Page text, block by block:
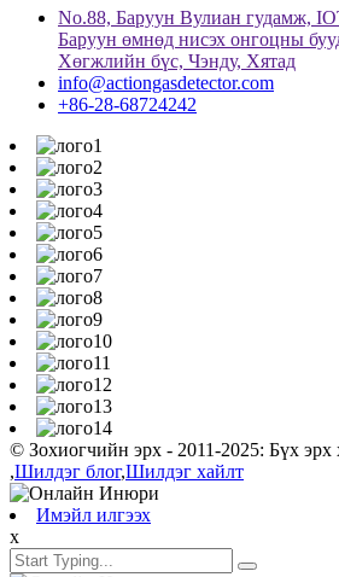
No.88, Баруун Вулиан гудамж,
Баруун өмнөд нисэх онгоцны
Хөгжлийн бүс, Чэнду, Хятад
info@actiongasdetector.com
+86-28-68724242
© Зохиогчийн эрх - 2011-2025: Бүх эрх
,Шилдэг блог,Шилдэг хайлт
Имэйл илгээх
x